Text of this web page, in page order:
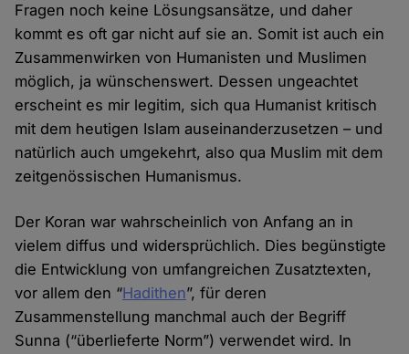
Fragen noch keine Lösungsansätze, und daher
kommt es oft gar nicht auf sie an. Somit ist auch ein
Zusammenwirken von Humanisten und Muslimen
möglich, ja wünschenswert. Dessen ungeachtet
erscheint es mir legitim, sich qua Humanist kritisch
mit dem heutigen Islam auseinanderzusetzen – und
natürlich auch umgekehrt, also qua Muslim mit dem
zeitgenössischen Humanismus.
Der Koran war wahrscheinlich von Anfang an in
vielem diffus und widersprüchlich. Dies begünstigte
die Entwicklung von umfangreichen Zusatztexten,
vor allem den “Hadithen”, für deren
Zusammenstellung manchmal auch der Begriff
Sunna (“überlieferte Norm”) verwendet wird. In